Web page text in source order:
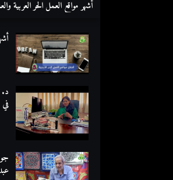
أشهر مواقع العمل الحر العربية